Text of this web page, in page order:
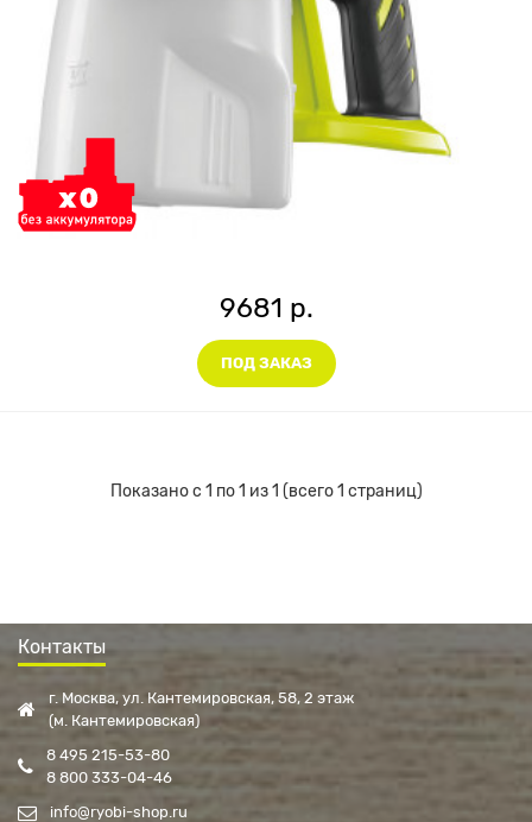
9681 р.
ПОД ЗАКАЗ
Показано с 1 по 1 из 1 (всего 1 страниц)
Контакты
г. Москва, ул. Кантемировская, 58, 2 этаж
(м. Кантемировская)
8 495 215-53-80
8 800 333-04-46
info@ryobi-shop.ru